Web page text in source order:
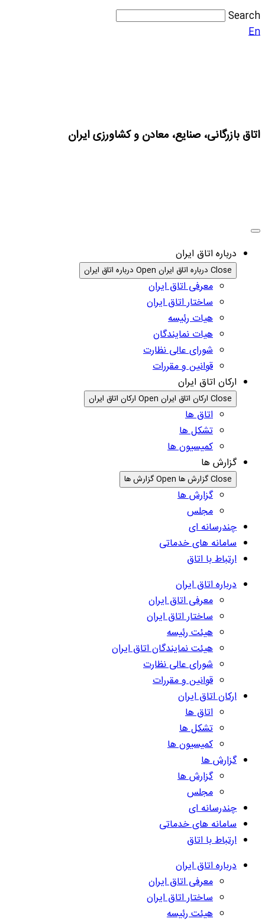
Search
En
اتاق بازرگانی، صنایع، معادن و کشاورزی ایران
درباره اتاق ایران
Close درباره اتاق ایران Open درباره اتاق ایران
معرفی اتاق ایران
ساختار اتاق ایران
هیات رئیسه
هیات نمایندگان
شورای عالی نظارت
قوانین و مقررات
ارکان اتاق ایران
Close ارکان اتاق ایران Open ارکان اتاق ایران
اتاق ها
تشکل ها
کمیسیون ها
گزارش ها
Close گزارش ها Open گزارش ها
گزارش ها
مجلس
چندرسانه ای
سامانه های خدماتی
ارتباط با اتاق
درباره اتاق ایران
معرفی اتاق ایران
ساختار اتاق ایران
هیئت رئیسه
هیئت نمایندگان اتاق ایران
شورای عالی نظارت
قوانین و مقررات
ارکان اتاق ایران
اتاق ها
تشکل ها
کمیسیون ها
گزارش ها
گزارش ها
مجلس
چندرسانه ای
سامانه های خدماتی
ارتباط با اتاق
درباره اتاق ایران
معرفی اتاق ایران
ساختار اتاق ایران
هیئت رئیسه